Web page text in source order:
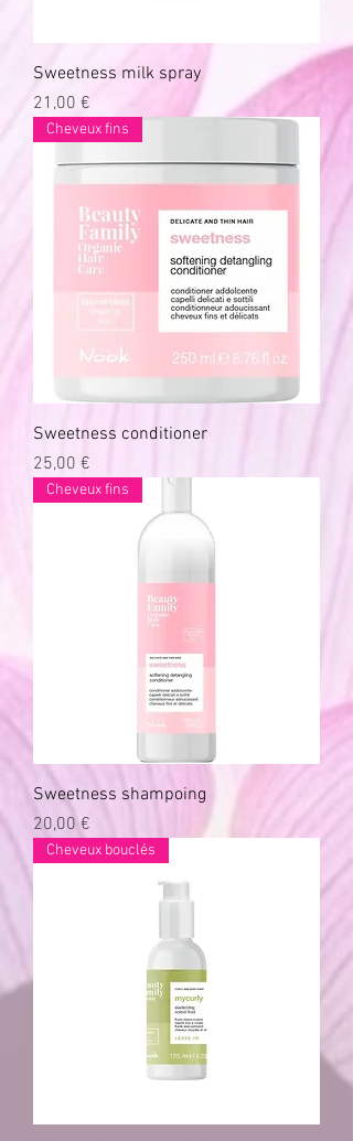
Sweetness milk spray
Prix
21,00 €
Cheveux fins
Sweetness conditioner
Prix
25,00 €
Cheveux fins
Sweetness shampoing
Prix
20,00 €
Cheveux bouclés